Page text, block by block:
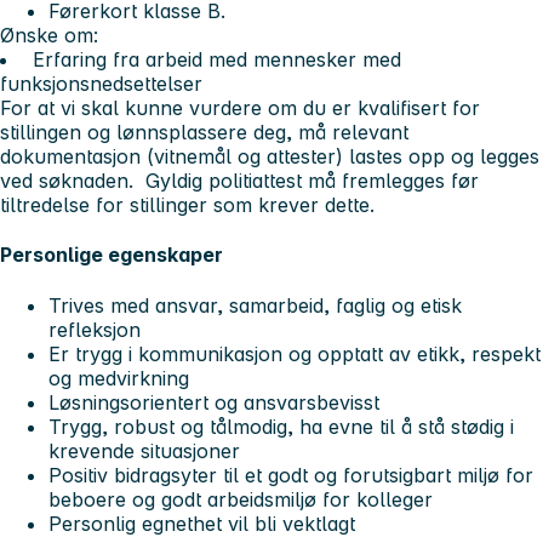
Førerkort klasse B.
Ønske om:
Erfaring fra arbeid med mennesker med
funksjonsnedsettelser
For at vi skal kunne vurdere om du er kvalifisert for
stillingen og lønnsplassere deg, må relevant
dokumentasjon (vitnemål og attester) lastes opp og legges
ved søknaden. Gyldig politiattest må fremlegges før
tiltredelse for stillinger som krever dette.
Personlige egenskaper
Trives med ansvar, samarbeid, faglig og etisk
refleksjon
Er trygg i kommunikasjon og opptatt av etikk, respekt
og medvirkning
Løsningsorientert og ansvarsbevisst
Trygg, robust og tålmodig, ha evne til å stå stødig i
krevende situasjoner
Positiv bidragsyter til et godt og forutsigbart miljø for
beboere og godt arbeidsmiljø for kolleger
Personlig egnethet vil bli vektlagt